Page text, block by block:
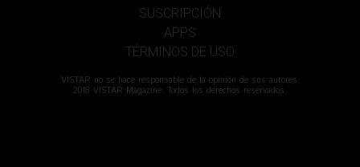
SUSCRIPCIÓN
APPS
TÉRMINOS DE USO
VISTAR no se hace responsable de la opinión de sus autores.
2018 VISTAR Magazine. Todos los derechos reservados.